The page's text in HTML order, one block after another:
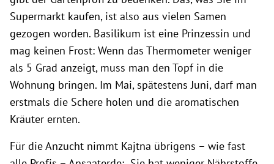
Supermarkt kaufen, ist also aus vielen Samen
gezogen worden. Basilikum ist eine Prinzessin und
mag keinen Frost: Wenn das Thermometer weniger
als 5 Grad anzeigt, muss man den Topf in die
Wohnung bringen. Im Mai, spätestens Juni, darf man
erstmals die Schere holen und die aromatischen
Kräuter ernten.
Für die Anzucht nimmt Kajtna übrigens – wie fast